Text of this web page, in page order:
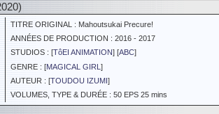
TITRE ORIGINAL : Mahoutsukai Precure!
ANNÉES DE PRODUCTION : 2016 - 2017
STUDIOS : [TôEI ANIMATION] [ABC]
GENRE : [MAGICAL GIRL ]
AUTEUR : [TOUDOU IZUMI]
VOLUMES, TYPE & DURÉE : 50 EPS 25 mins